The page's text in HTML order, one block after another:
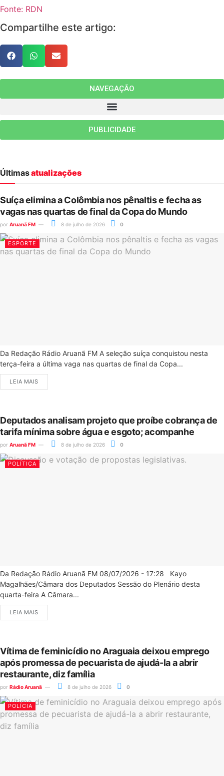
Fonte: RDN
Compartilhe este artigo:
NAVEGAÇÃO
PUBLICIDADE
Últimasatualizações
Suíça elimina a Colômbia nos pênaltis e fecha as
vagas nas quartas de final da Copa do Mundo
por Aruanã FM 8 de julho de 2026 0
ESPORTE
Da Redação Rádio Aruanã FM A seleção suíça conquistou nesta
terça-feira a última vaga nas quartas de final da Copa...
LEIA MAIS
Deputados analisam projeto que proíbe cobrança de
tarifa mínima sobre água e esgoto; acompanhe
por Aruanã FM 8 de julho de 2026 0
POLÍTICA
Da Redação Rádio Aruanã FM 08/07/2026 - 17:28 Kayo
Magalhães/Câmara dos Deputados Sessão do Plenário desta
quarta-feira A Câmara...
LEIA MAIS
Vítima de feminicídio no Araguaia deixou emprego
após promessa de pecuarista de ajudá-la a abrir
restaurante, diz família
por Rádio Aruanã 8 de julho de 2026 0
POLÍCIA